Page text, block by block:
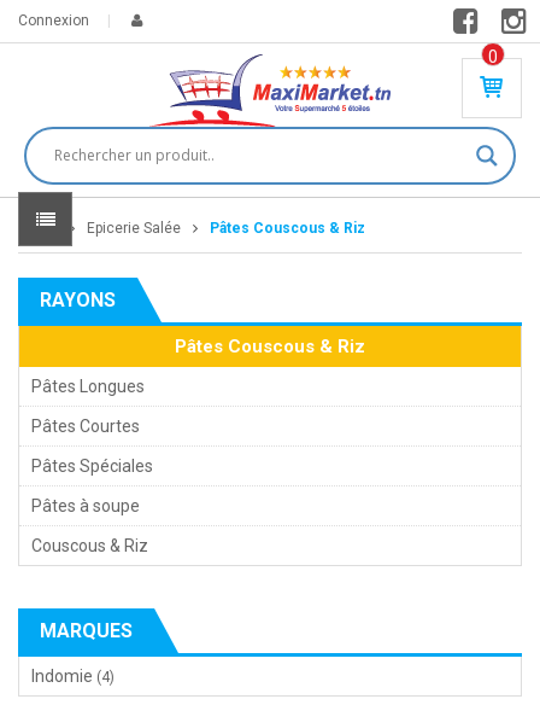
Connexion
0
PR
DU
IT(
S)
DT
Home Epicerie Salée Pâtes Couscous & Riz
RAYONS
Pâtes Couscous & Riz
Pâtes Longues
Pâtes Courtes
Pâtes Spéciales
Pâtes à soupe
Couscous & Riz
MARQUES
Indomie (4)